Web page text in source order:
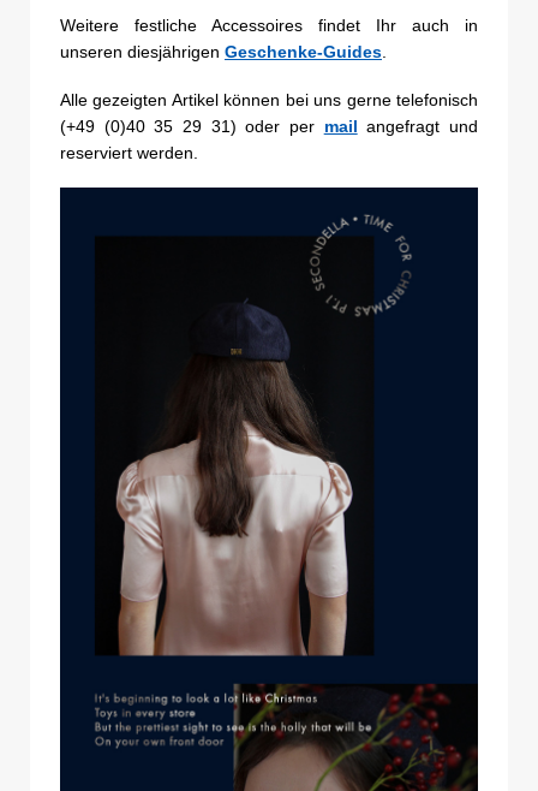
Weitere festliche Accessoires findet Ihr auch in
unseren diesjährigen Geschenke-Guides
Alle gezeigten Artikel können bei uns gerne telefonisch
(+49 (0)40 35 29 31) oder per mail angefragt und
reserviert werden.